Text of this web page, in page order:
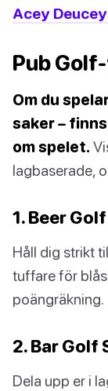
Acey
Pub
Om du
saker –
om spelet.
lagbaserade,
1. Beer Golf
Håll dig strikt
tuffare för
poängräkning.
2. Bar Golf
Dela upp er i